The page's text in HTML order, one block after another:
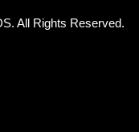
All Rights Reserved.